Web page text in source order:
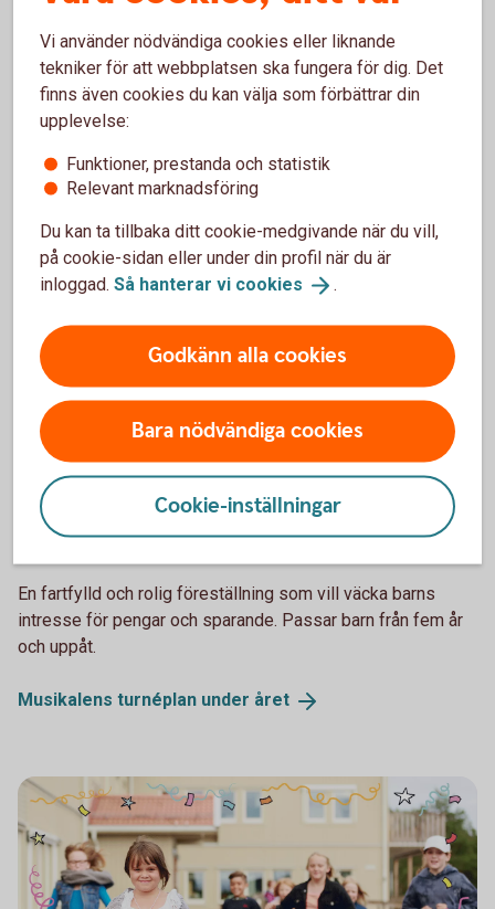
Från spargris till Swish - 100 år
med Lyckoslanten
Välkommen att besöka jubileumsutställningen som handlar
om barn och pengar. Den öppnar 21 februari och kan ses på
plats eller digitalt.
Spara och Slösa
Musikal med Spara & Slösa
En fartfylld och rolig föreställning som vill väcka barns
intresse för pengar och sparande. Passar barn från fem år
och uppåt.
Musikalens turnéplan under året
Vi använder nödvändiga cookies eller liknande
tekniker för att webbplatsen ska fungera för dig. Det
finns även cookies du kan välja som förbättrar din
upplevelse:
Funktioner, prestanda och statistik
Relevant marknadsföring
Du kan ta tillbaka ditt cookie-medgivande när du vill,
på cookie-sidan eller under din profil när du är
inloggad. Så hanterar vi cookies .
Godkänn alla cookies
Bara nödvändiga cookies
Cookie-inställningar